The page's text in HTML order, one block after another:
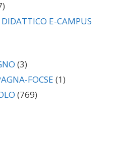
E-CAMPUS
(3)
FOCSE (1)
(769)